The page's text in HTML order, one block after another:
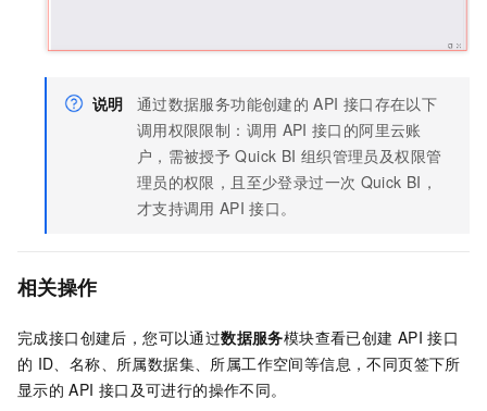
说明 通过数据服务功能创建的 API 接口存在以下
调用权限限制：调用 API 接口的阿里云账
户，需被授予 Quick BI 组织管理员及权限管
理员的权限，且至少登录过一次 Quick BI，
才支持调用 API 接口。
相关操作
完成接口创建后，您可以通过数据服务模块查看已创建 API 接口
的 ID、名称、所属数据集、所属工作空间等信息，不同页签下所
显示的 API 接口及可进行的操作不同。